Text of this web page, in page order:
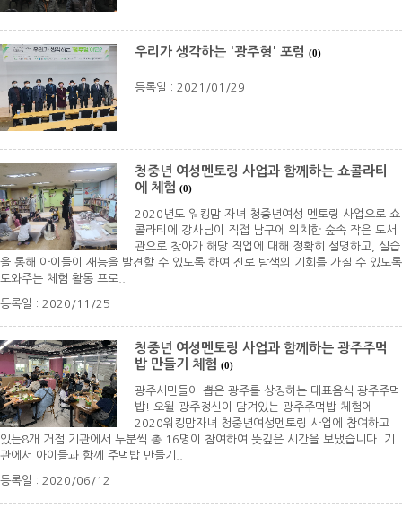
우리가 생각하는 '광주형' 포럼 (0)
등록일 : 2021/01/29
청중년 여성멘토링 사업과 함께하는 쇼콜라티
에 체험 (0)
2020년도 워킹맘 자녀 청중년여성 멘토링 사업으로 쇼
콜라티에 강사님이 직접 남구에 위치한 숲속 작은 도서
관으로 찾아가 해당 직업에 대해 정확히 설명하고, 실습
을 통해 아이들이 재능을 발견할 수 있도록 하여 진로 탐색의 기회를 가질 수 있도록
도와주는 체험 활동 프로..
등록일 : 2020/11/25
청중년 여성멘토링 사업과 함께하는 광주주먹
밥 만들기 체험 (0)
광주시민들이 뽑은 광주를 상징하는 대표음식 광주주먹
밥! 오월 광주정신이 담겨있는 광주주먹밥 체험에
2020워킹맘자녀 청중년여성멘토링 사업에 참여하고
있는8개 거점 기관에서 두분씩 총 16명이 참여하여 뜻깊은 시간을 보냈습니다. 기
관에서 아이들과 함께 주먹밥 만들기..
등록일 : 2020/06/12